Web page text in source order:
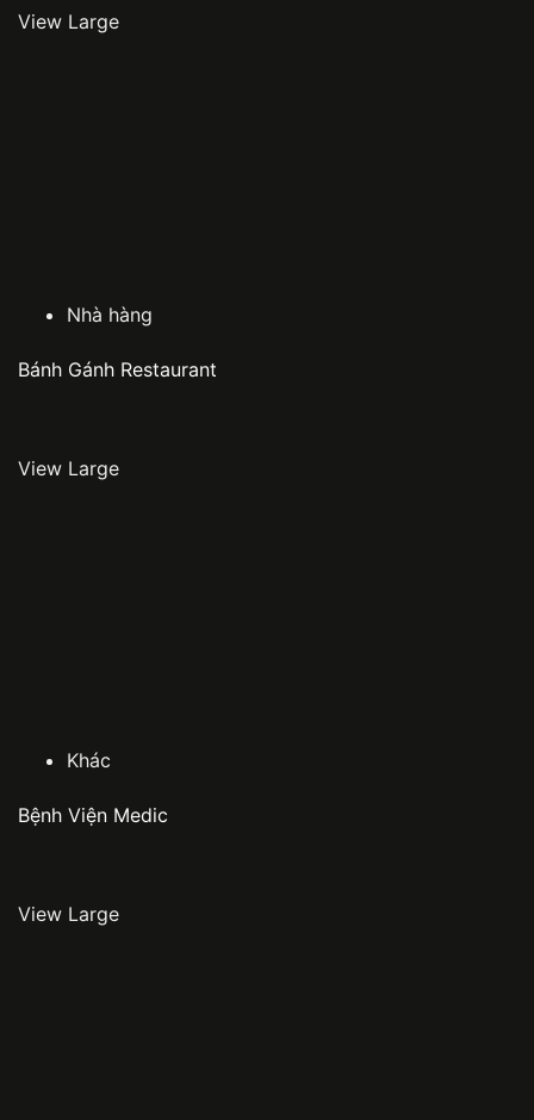
View Large
Nhà hàng
Bánh Gánh Restaurant
View Large
Khác
Bệnh Viện Medic
View Large